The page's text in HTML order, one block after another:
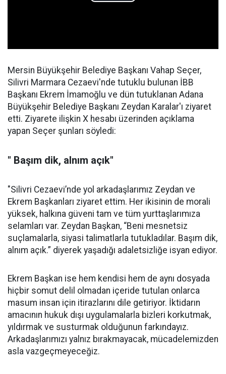
Mersin Büyükşehir Belediye Başkanı Vahap Seçer,
Silivri Marmara Cezaevi'nde tutuklu bulunan İBB
Başkanı Ekrem İmamoğlu ve dün tutuklanan Adana
Büyükşehir Belediye Başkanı Zeydan Karalar'ı ziyaret
etti. Ziyarete ilişkin X hesabı üzerinden açıklama
yapan Seçer şunları söyledi:
" Başım dik, alnım açık"
"Silivri Cezaevi’nde yol arkadaşlarımız Zeydan ve
Ekrem Başkanları ziyaret ettim. Her ikisinin de morali
yüksek, halkına güveni tam ve tüm yurttaşlarımıza
selamları var. Zeydan Başkan, “Beni mesnetsiz
suçlamalarla, siyasi talimatlarla tutukladılar. Başım dik,
alnım açık.” diyerek yaşadığı adaletsizliğe isyan ediyor.
Ekrem Başkan ise hem kendisi hem de aynı dosyada
hiçbir somut delil olmadan içeride tutulan onlarca
masum insan için itirazlarını dile getiriyor. İktidarın
amacının hukuk dışı uygulamalarla bizleri korkutmak,
yıldırmak ve susturmak olduğunun farkındayız.
Arkadaşlarımızı yalnız bırakmayacak, mücadelemizden
asla vazgeçmeyeceğiz.